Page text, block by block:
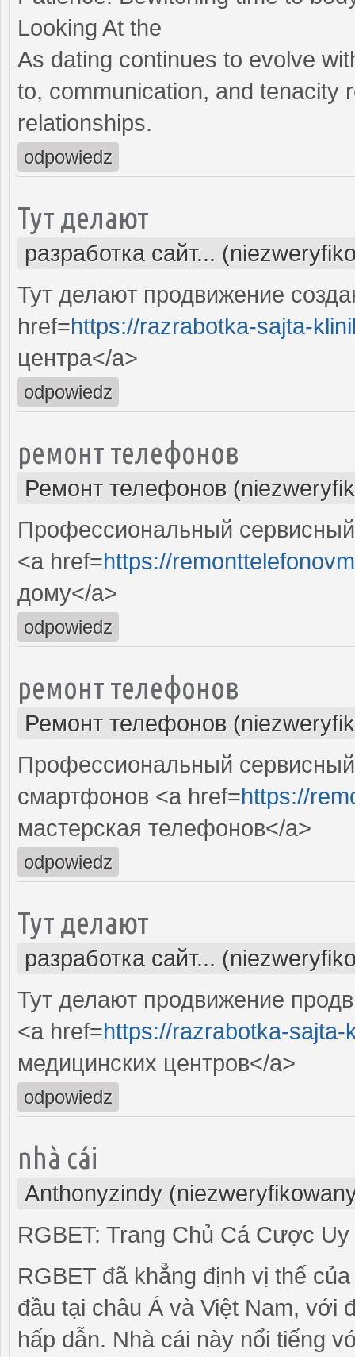
Looking At the
As dating continues to evolve
to, communication, and tenacity
relationships.
odpowiedz
Тут делают
разработка сайт...
Тут делают продвижение
href=https://razrabotka-sajta-
центра</a>
odpowiedz
ремонт телефонов
Ремонт телефонов
Профессиональный
<a href=https://
дому</a>
odpowiedz
ремонт телефонов
Ремонт телефонов
Профессиональный
смартфонов <a href=https://
мастерская телефонов</a>
odpowiedz
Тут делают
разработка сайт...
Тут делают продвижение
<a href=https://razrabotka-sajta-
медицинских центров</a>
odpowiedz
nhà cái
Anthonyzindy
RGBET: Trang Chủ Cá Cược
RGBET đã khẳng định vị thế
đầu tại châu Á và Việt Nam, với
hấp dẫn. Nhà cái này nổi tiếng